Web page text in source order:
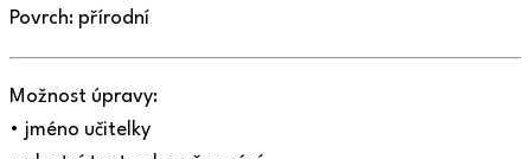
Povrch: přírodní
Možnost úpravy:
• jméno učitelky